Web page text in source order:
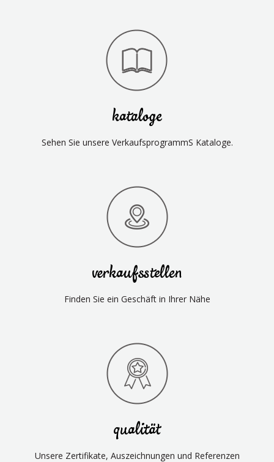
kataloge
Sehen Sie unsere VerkaufsprogrammS Kataloge.
verkaufsstellen
Finden Sie ein Geschäft in Ihrer Nähe
qualität
Unsere Zertifikate, Auszeichnungen und Referenzen